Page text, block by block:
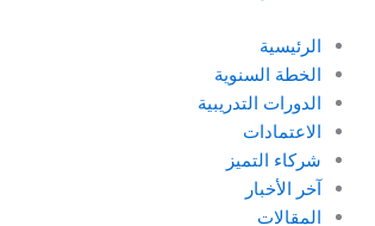
الرئيسية
الخطة السنوية
الدورات التدريبية
الاعتمادات
شركاء التميز
آخر الأخبار
المقالات